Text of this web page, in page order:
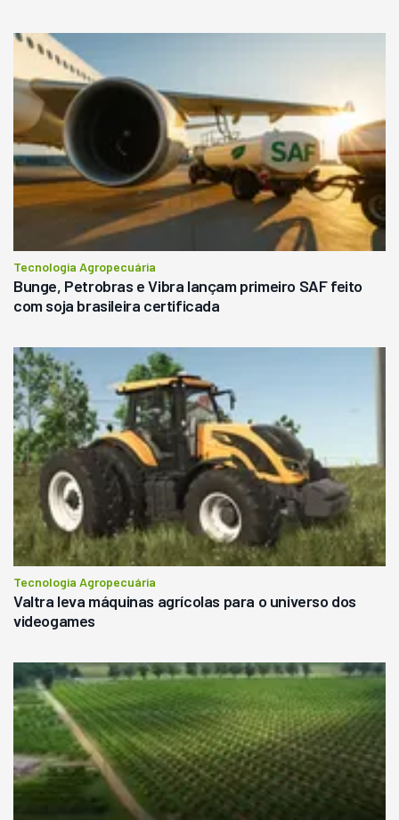
Tecnologia Agropecuária
Bunge, Petrobras e Vibra lançam primeiro SAF feito
com soja brasileira certificada
Tecnologia Agropecuária
Valtra leva máquinas agrícolas para o universo dos
videogames